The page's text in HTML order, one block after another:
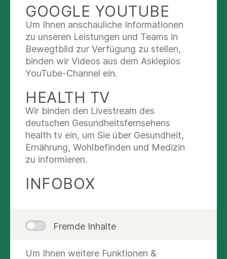
Sprachkenntnisse
IT-Kenntnisse
Sonstige Angaben
Dateien
Wir empfehlen Ihnen, alle entsprechenden
aussagekräftig beantworten zu können.
Alle mit * markierten Felder müssen ausgefüllt
werden. Fragen, die nicht auf Ihren Werdegang
zutreffen, können Sie einfach ignorieren.
einer Übersicht nochmals überprüfen, ändern und
Datensicherheit
Ausfüllen. Danach beendet das System aus
GOOGLE YOUTUBE
Um Ihnen anschauliche Informationen
zu unseren Leistungen und Teams in
Bewegtbild zur Verfügung zu stellen,
binden wir Videos aus dem Asklepios
YouTube-Channel ein.
HEALTH TV
Wir binden den Livestream des
deutschen Gesundheitsfernsehens
health tv ein, um Sie über Gesundheit,
Ernährung, Wohlbefinden und Medizin
zu informieren.
INFOBOX
Fremde Inhalte
Um Ihnen weitere Funktionen &